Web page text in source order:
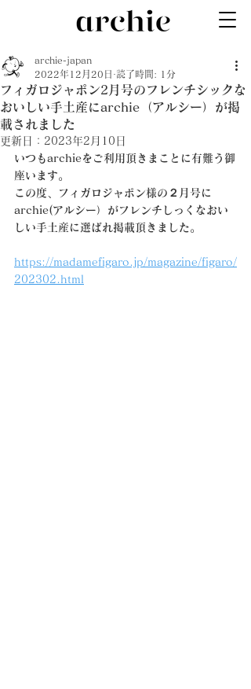
フィガロジャポン2月号のフレンチシックな
おいしい手土産にarchie（アルシー）が掲
載されました
archie-japan
2022年12月20日
読了時間: 1分
更新日： 2023年2月10日
いつもarchieをご利用頂きまことに有難う御
座います。
この度、フィガロジャポン様の２月号に
archie(アルシー）がフレンチしっくなおい
しい手土産に選ばれ掲載頂きました。
https://madamefigaro.jp/magazine/figaro/
202302.html